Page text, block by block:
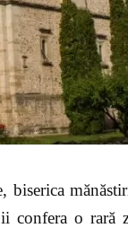
biserica
confera o rară